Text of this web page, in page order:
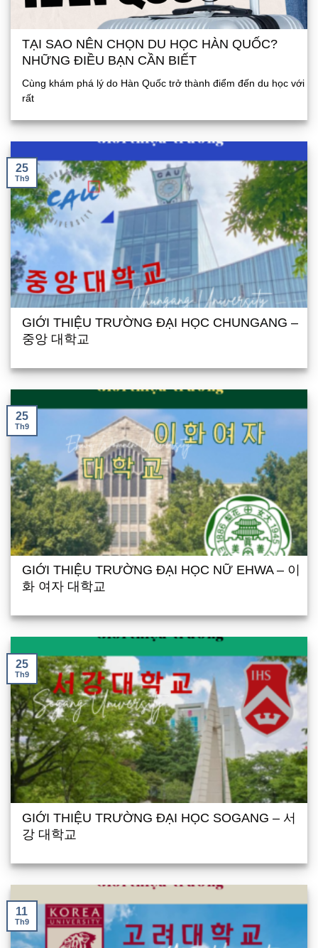
TẠI SAO NÊN CHỌN DU HỌC HÀN QUỐC?
NHỮNG ĐIỀU BẠN CẦN BIẾT
Cùng khám phá lý do Hàn Quốc trở thành điểm đến du học với
rất
GIỚI THIỆU TRƯỜNG ĐẠI HỌC CHUNGANG –
중앙 대학교
25
Th9
GIỚI THIỆU TRƯỜNG ĐẠI HỌC NỮ EHWA – 이
화 여자 대학교
25
Th9
GIỚI THIỆU TRƯỜNG ĐẠI HỌC SOGANG – 서
강 대학교
25
Th9
11
Th9